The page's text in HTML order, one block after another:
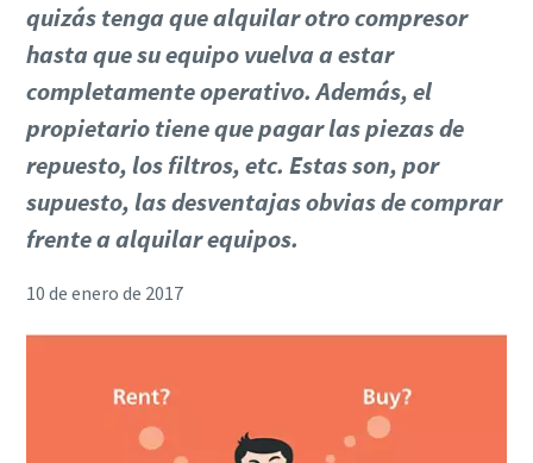
quizás tenga que alquilar otro compresor
hasta que su equipo vuelva a estar
completamente operativo. Además, el
propietario tiene que pagar las piezas de
repuesto, los filtros, etc. Estas son, por
supuesto, las desventajas obvias de comprar
frente a alquilar equipos.
10 de enero de 2017